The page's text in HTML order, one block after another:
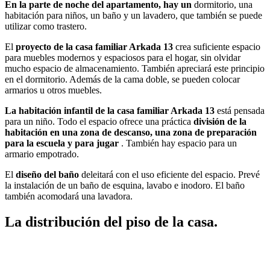
En la parte de noche del apartamento, hay un dormitorio, una
habitación para niños, un baño y un lavadero, que también se puede
utilizar como trastero.
El proyecto de la casa familiar Arkada 13 crea suficiente espacio
para muebles modernos y espaciosos para el hogar, sin olvidar
mucho espacio de almacenamiento. También apreciará este principio
en el dormitorio. Además de la cama doble, se pueden colocar
armarios u otros muebles.
La habitación infantil de la casa familiar Arkada 13 está pensada
para un niño. Todo el espacio ofrece una práctica división de la
habitación en una zona de descanso, una zona de preparación
para la escuela y para jugar . También hay espacio para un
armario empotrado.
El diseño del baño deleitará con el uso eficiente del espacio. Prevé
la instalación de un baño de esquina, lavabo e inodoro. El baño
también acomodará una lavadora.
La distribución del piso de la casa.